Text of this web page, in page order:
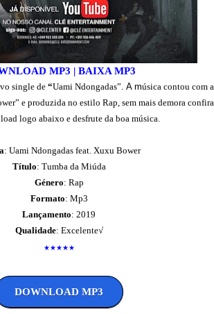
MP3 | BAIXA MP3
single de“Uami Ndongadas” . A música contou com a
e produzida no estilo Rap, sem mais demora confira
logo abaixo e desfrute da boa música.
: Uami Ndongadas feat. Xuxu Bower
Título: Tumba da Miúda
Género: Rap
Formato: Mp3
Lançamento: 2019
Qualidade: Excelente√
★★★★★
DOWNLOAD MP3